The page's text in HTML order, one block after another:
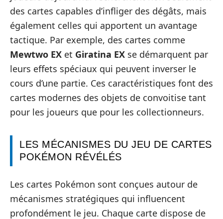
des cartes capables d’infliger des dégâts, mais
également celles qui apportent un avantage
tactique. Par exemple, des cartes comme
Mewtwo EX et Giratina EX se démarquent par
leurs effets spéciaux qui peuvent inverser le
cours d’une partie. Ces caractéristiques font des
cartes modernes des objets de convoitise tant
pour les joueurs que pour les collectionneurs.
LES MÉCANISMES DU JEU DE CARTES
POKÉMON RÉVÉLÉS
Les cartes Pokémon sont conçues autour de
mécanismes stratégiques qui influencent
profondément le jeu. Chaque carte dispose de